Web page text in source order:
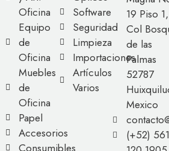
Oficina
Equipo
de
Oficina
Muebles
de
Oficina
Papel
Accesorios
Consumibles
Software
Seguridad
Limpieza
Importaciones
Artículos
Varios
19 Piso 1,
Col
de las
Palmas
52787
Mexico
(+52) 561